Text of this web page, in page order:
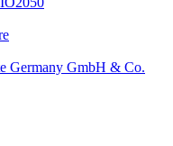
Germany GmbH & Co.